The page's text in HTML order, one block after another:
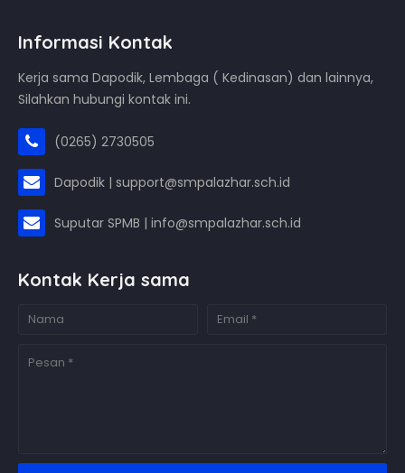
Informasi Kontak
Kerja sama Dapodik, Lembaga ( Kedinasan) dan lainnya,
Silahkan hubungi kontak ini.
(0265) 2730505
Dapodik | support@smpalazhar.sch.id
Suputar SPMB | info@smpalazhar.sch.id
Kontak Kerja sama